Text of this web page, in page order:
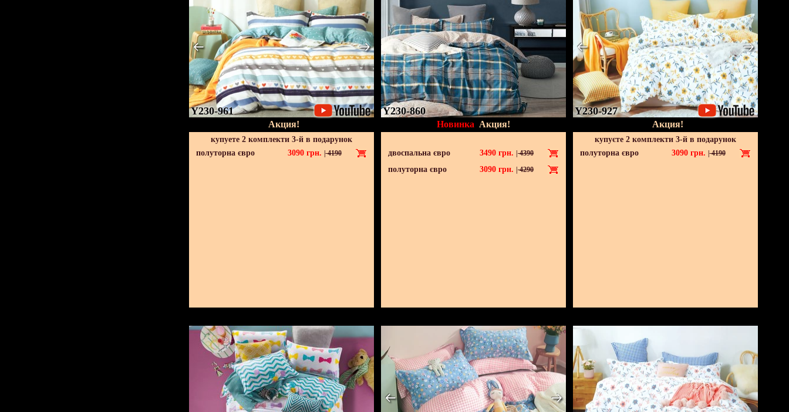
Y230-961
Акция!
купуете 2 комплекти 3-й в подарунок
полуторна євро
3090 грн. |4190
Y230-860
Новинка Акция!
двоспальна євро 3490 грн. 4390
полуторна євро 3090 грн. 4290
Y230-927
Акция!
купуєте 2 комплекти 3-й в подарунок
полуторна євро
3090 грн. |4190